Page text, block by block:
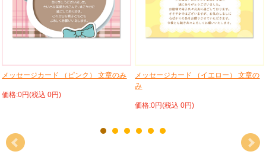
メッセージカード （ピンク） 文章のみ
価格:0円(税込 0円)
メッセージカード （イエロー） 文章の
み
価格:0円(税込 0円)